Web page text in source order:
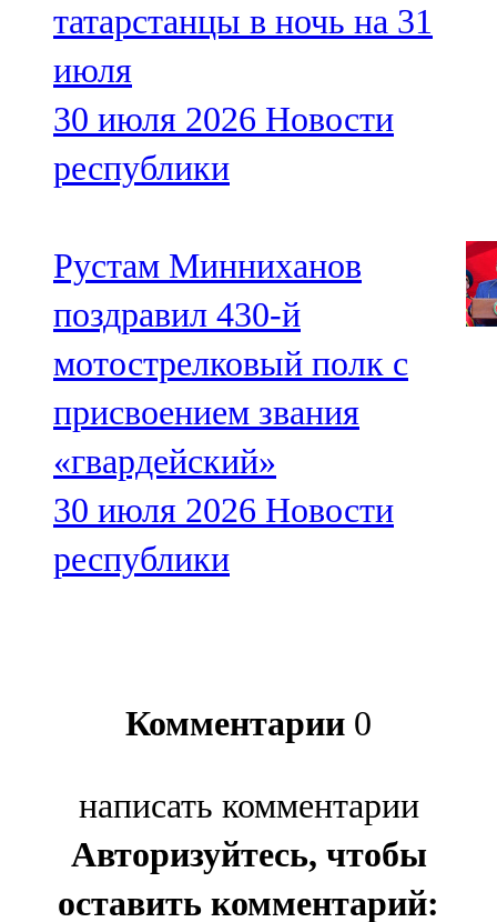
татарстанцы в ночь на 31
июля
30 июля 2026 Новости
республики
Рустам Минниханов
поздравил 430-й
мотострелковый полк с
присвоением звания
«гвардейский»
30 июля 2026 Новости
республики
Комментарии 0
написать комментарии
Авторизуйтесь, чтобы
оставить комментарий: